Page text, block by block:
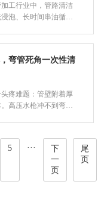
工行业中，管路清洁
泡、长时间串油循
弯管死角一次性清
疼难题：管壁附着厚
高压水枪冲不到弯管
，靠高...
5 ···
下
一
页
尾
页